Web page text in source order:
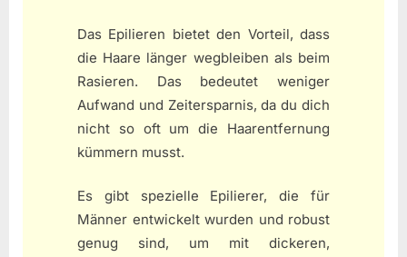
Das Epilieren bietet den Vorteil, dass
die Haare länger wegbleiben als beim
Rasieren. Das bedeutet weniger
Aufwand und Zeitersparnis, da du dich
nicht so oft um die Haarentfernung
kümmern musst.
Es gibt spezielle Epilierer, die für
Männer entwickelt wurden und robust
genug sind, um mit dickeren,